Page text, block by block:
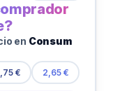
en Consum
€ 2,65 €